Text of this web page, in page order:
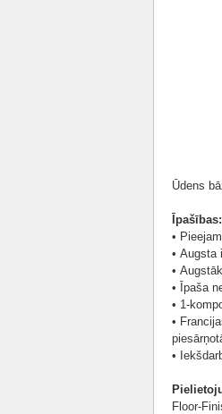
Ūdens
Īpašības:
•
• Augsta
•
• Īpaša
• 1-
•
•
Floor-